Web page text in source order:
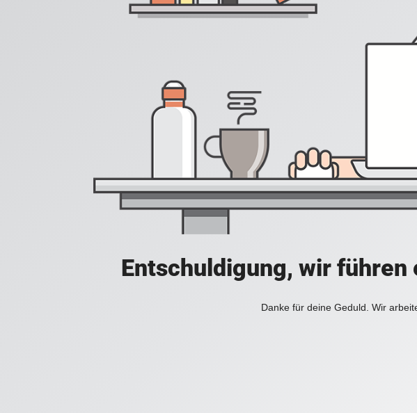
Entschuldigung, wir führen
Danke für deine Geduld. Wir